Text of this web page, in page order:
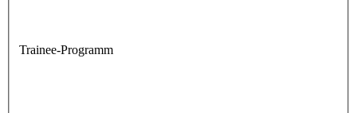
Trainee-Programm